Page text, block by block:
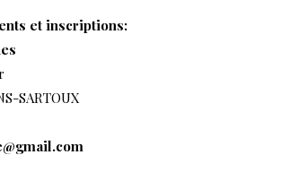
et inscriptions:
SARTOUX